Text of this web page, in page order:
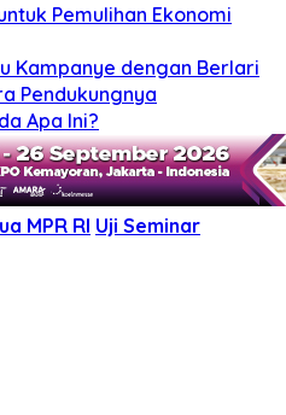
Pemulihan Ekonomi
Kampanye dengan Berlari
Pendukungnya
Apa Ini?
MPR RI Uji Seminar